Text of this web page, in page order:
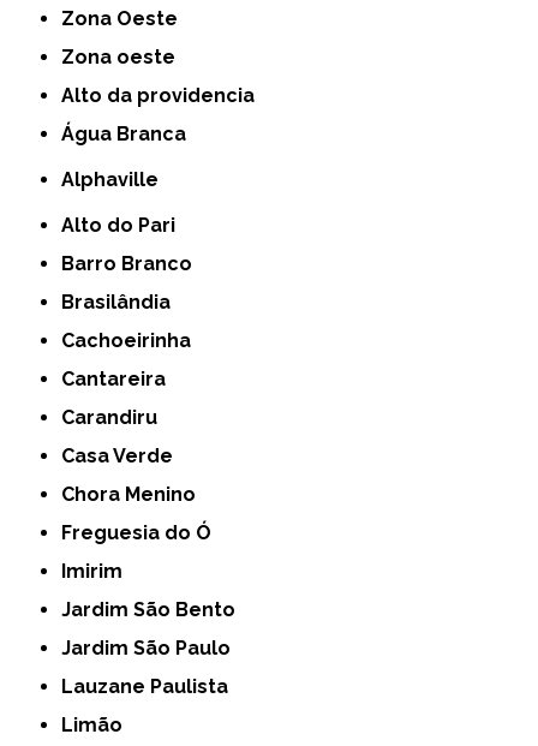
Zona Oeste
Zona oeste
alto da providencia
Água Branca
Alphaville
Alto do Pari
Barro Branco
Brasilândia
Cachoeirinha
Cantareira
Carandiru
Casa Verde
Chora Menino
Freguesia do Ó
Imirim
Jardim São Bento
Jardim São Paulo
Lauzane Paulista
Limão